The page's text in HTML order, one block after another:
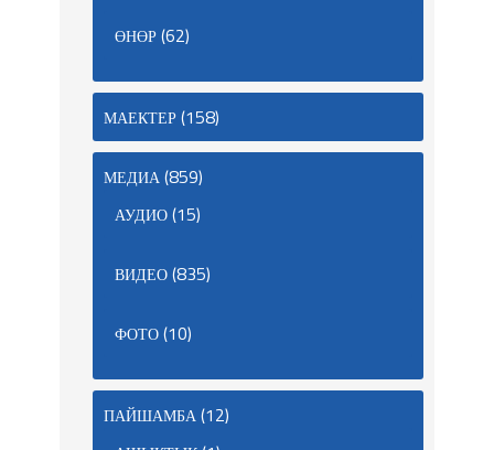
ӨНӨР(62)
МАЕКТЕР(158)
МЕДИА(859)
АУДИО(15)
ВИДЕО(835)
ФОТО(10)
ПАЙШАМБА(12)